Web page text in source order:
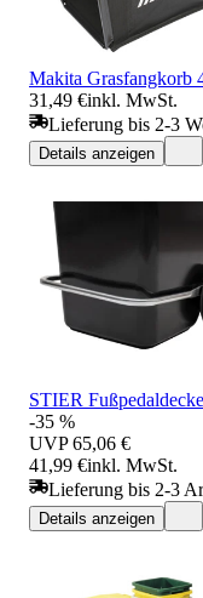
Makita Grasfangkorb
31,49 €inkl. MwSt.
Lieferung bis 2-3
Details anzeigen
STIER
-35 %
UVP 65,06 €
41,99 €inkl. MwSt.
Lieferung bis 2-3
Details anzeigen